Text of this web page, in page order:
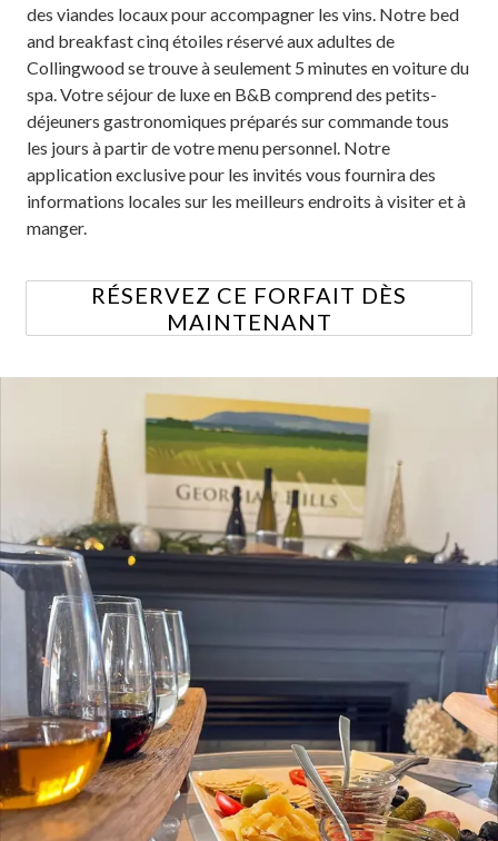
des viandes locaux pour accompagner les vins. Notre bed
and breakfast cinq étoiles réservé aux adultes de
Collingwood se trouve à seulement 5 minutes en voiture du
spa. Votre séjour de luxe en B&B comprend des petits-
déjeuners gastronomiques préparés sur commande tous
les jours à partir de votre menu personnel. Notre
application exclusive pour les invités vous fournira des
informations locales sur les meilleurs endroits à visiter et à
manger.
RÉSERVEZ CE FORFAIT DÈS
MAINTENANT